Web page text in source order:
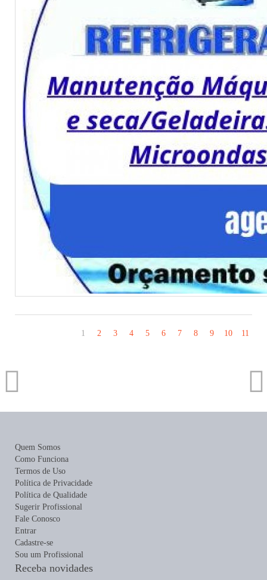
1 2 3 4 5 6 7 8 9 10 11
Quem Somos
Como Funciona
Termos de Uso
Política de Privacidade
Política de Qualidade
Sugerir Profissional
Fale Conosco
Entrar
Cadastre-se
Sou um Profissional
Receba novidades